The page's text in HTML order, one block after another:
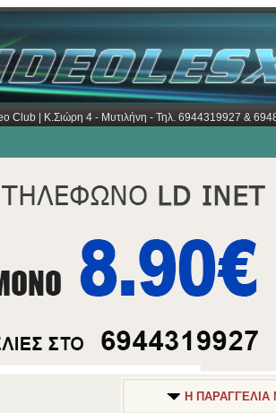
Club | Κ.Σιώρη 4 - Μυτιλήνη - Τηλ. 6944319927 &
Η